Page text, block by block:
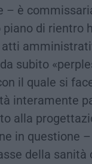
è
di rientro
subito
il quale si
interamente
alla
in questione
della sanità